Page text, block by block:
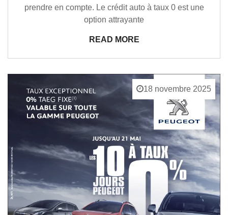
prendre en compte. Le crédit auto à taux 0 est une
option attrayante
READ MORE
18 novembre 2025